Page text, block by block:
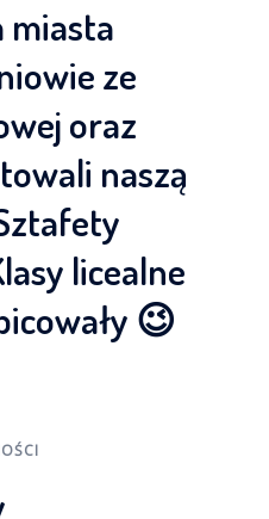
miasta
ze
oraz
naszą
licealne
😉